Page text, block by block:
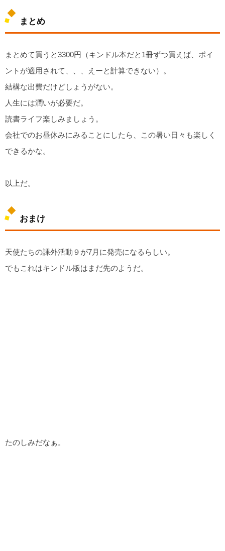
まとめ
まとめて買うと3300円（キンドル本だと1冊ずつ買えば、ポイ
ントが適用されて、、、えーと計算できない）。
結構な出費だけどしょうがない。
人生には潤いが必要だ。
読書ライフ楽しみましょう。
会社でのお昼休みにみることにしたら、この暑い日々も楽しく
できるかな。
以上だ。
おまけ
天使たちの課外活動９が7月に発売になるらしい。
でもこれはキンドル版はまだ先のようだ。
たのしみだなぁ。